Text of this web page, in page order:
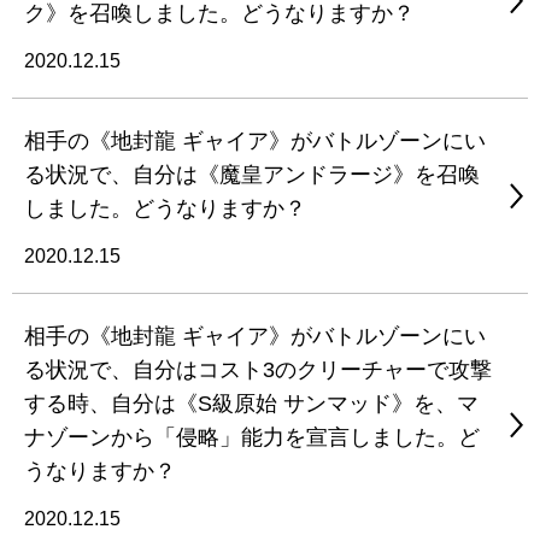
ク》を召喚しました。どうなりますか？
2020.12.15
相手の《地封龍 ギャイア》がバトルゾーンにい
る状況で、自分は《魔皇アンドラージ》を召喚
しました。どうなりますか？
2020.12.15
相手の《地封龍 ギャイア》がバトルゾーンにい
る状況で、自分はコスト3のクリーチャーで攻撃
する時、自分は《S級原始 サンマッド》を、マ
ナゾーンから「侵略」能力を宣言しました。ど
うなりますか？
2020.12.15